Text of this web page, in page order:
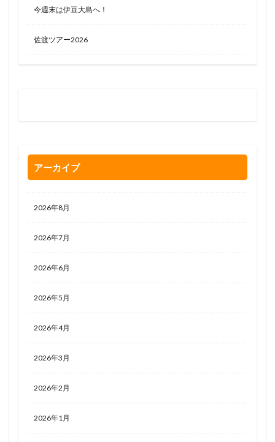
今週末は伊豆大島へ！
佐渡ツアー2026
アーカイブ
2026年8月
2026年7月
2026年6月
2026年5月
2026年4月
2026年3月
2026年2月
2026年1月